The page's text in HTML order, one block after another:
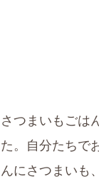
さつまいもごは
た。自分たちで
んにさつまいも